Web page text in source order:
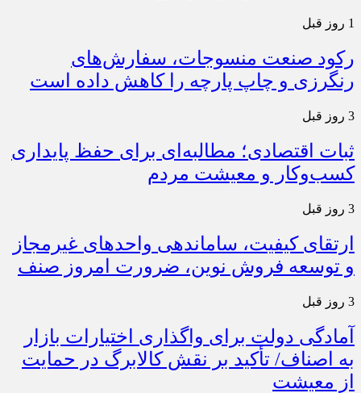
1 روز قبل
رکود صنعت منسوجات، سفارش‌های
رنگرزی و چاپ پارچه را کاهش داده است
3 روز قبل
ثبات اقتصادی؛ مطالبه‌ای برای حفظ پایداری
کسب‌وکار و معیشت مردم
3 روز قبل
ارتقای کیفیت، ساماندهی واحدهای غیرمجاز
و توسعه فروش نوین، ضرورت امروز صنف
3 روز قبل
آمادگی دولت برای واگذاری اختیارات بازار
به اصناف/ تأکید بر نقش کالابرگ در حمایت
از معیشت